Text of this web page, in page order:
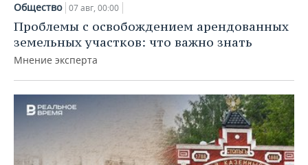
Общество 07 авг, 00:00
Проблемы с освобождением арендованных
земельных участков: что важно знать
Мнение эксперта